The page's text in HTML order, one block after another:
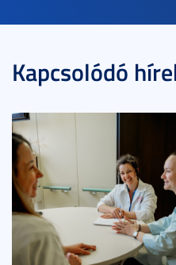
Kapcsolódó